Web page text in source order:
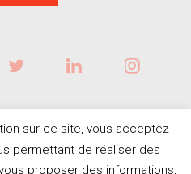
sur ce site, vous acceptez
permettant de réaliser des
proposer des informations,